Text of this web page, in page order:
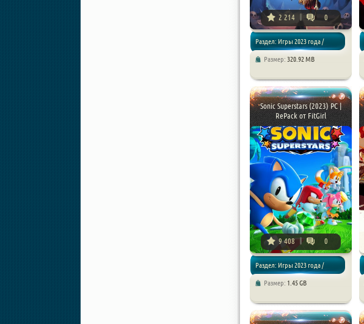
2 214 0
Раздел: Игры 2023 года /
Размер: 320.92 MB
Sonic Superstars (2023) PC |
RePack от FitGirl
9 408 0
Раздел: Игры 2023 года /
Размер: 1.45 GB